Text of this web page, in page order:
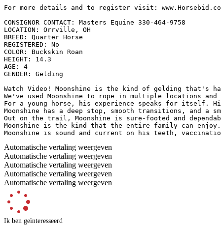
For more details and to register visit:
CONSIGNOR CONTACT: Masters Equine 330-464-9758
LOCATION: Orrville, OH
BREED: Quarter Horse
REGISTERED: No
COLOR: Buckskin Roan
HEIGHT: 14.3
AGE: 4
GENDER: Gelding
Watch Video! Moonshine is the kind of gelding
We've used Moonshine to rope in multiple locations
For a young horse, his experience speaks for itself.
Moonshine has a deep stop, smooth transitions, and
Out on the trail, Moonshine is sure-footed and
Moonshine is the kind that the entire family can
Moonshine is sound and current on his teeth,
Automatische vertaling weergeven
Automatische vertaling weergeven
Automatische vertaling weergeven
Automatische vertaling weergeven
Automatische vertaling weergeven
Ik ben geïnteresseerd